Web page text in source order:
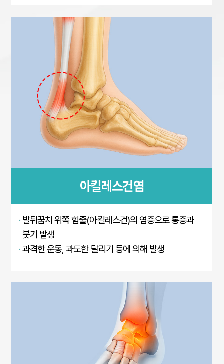
아킬레스건염
· 발뒤꿈치 위쪽 힘줄(아킬레스건)의 염증으로 통증과
붓기 발생
·과격한 운동, 과도한 달리기 등에 의해 발생